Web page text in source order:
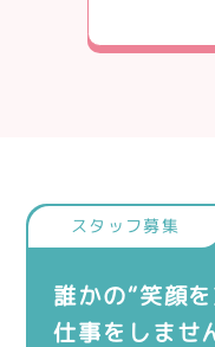
誰かの“笑顔
仕事をしませ